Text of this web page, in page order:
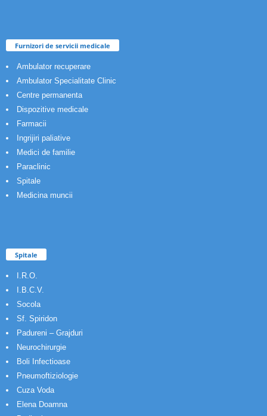
Furnizori de servicii medicale
Ambulator recuperare
Ambulator Specialitate Clinic
Centre permanenta
Dispozitive medicale
Farmacii
Ingrijiri paliative
Medici de familie
Paraclinic
Spitale
Medicina muncii
Spitale
I.R.O.
I.B.C.V.
Socola
Sf. Spiridon
Padureni – Grajduri
Neurochirurgie
Boli Infectioase
Pneumoftiziologie
Cuza Voda
Elena Doamna